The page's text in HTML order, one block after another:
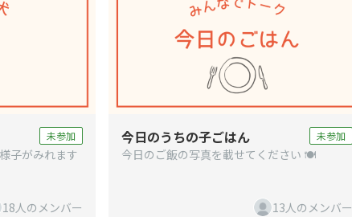
未参加
子がみれます
18人のメンバー
今日のうちの子ごはん 未参加
今日のご飯の写真を載せてください 🍽️
13人のメンバー